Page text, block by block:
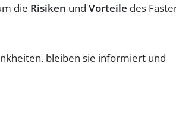
die Risiken und Vorteile des